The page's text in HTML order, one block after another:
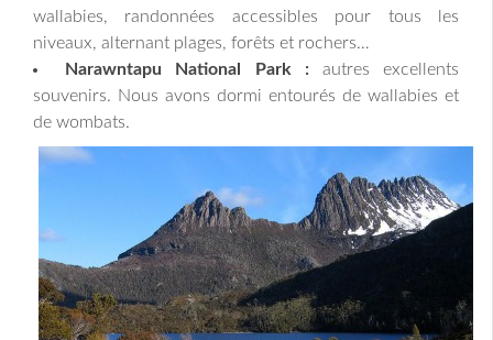
wallabies, randonnées accessibles pour tous les
niveaux, alternant plages, forêts et rochers…
Narawntapu National Park :autres excellents
souvenirs. Nous avons dormi entourés de wallabies et
de wombats.